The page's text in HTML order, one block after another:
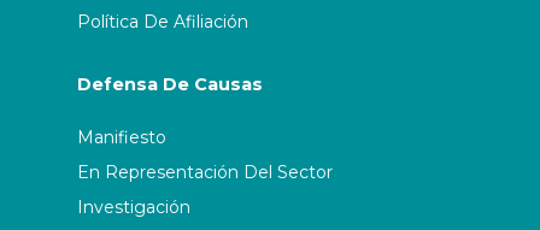
ASSITEJ Italy
Política De Afiliación
Defensa De Causas
Manifiesto
En Representación Del Sector
Investigación